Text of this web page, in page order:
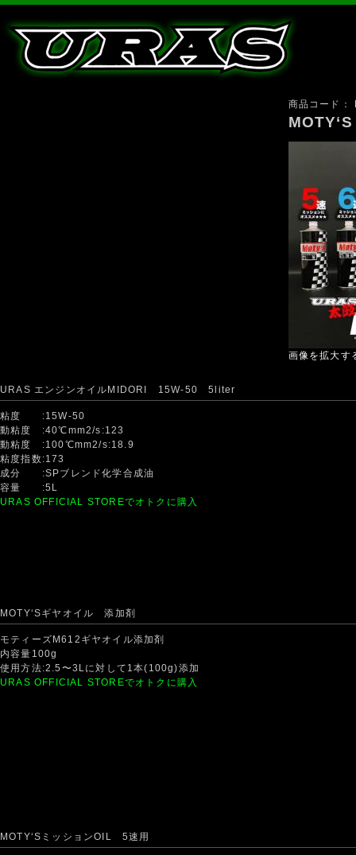
商品コード：
画像を拡大す
URAS エンジンオイルMIDORI 15W-50 5liter
粘度 :15W-50
動粘度 :40℃mm2/s:123
動粘度 :100℃mm2/s:18.9
粘度指数:173
成分 :SPブレンド化学合成油
容量 :5L
URAS OFFICIAL STOREでオトクに購入
MOTY‘Sギヤオイル 添加剤
モティーズM612ギヤオイル添加剤
内容量100g
使用方法:2.5〜3Lに対して1本(100g)添加
URAS OFFICIAL STOREでオトクに購入
MOTY‘SミッションOIL 5速用